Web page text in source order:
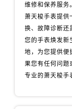
维修和保养服务
萧天梭手表提供
换、故障诊断还
您的手表焕发新
地，为您提供便
果您有任何问题
专业的萧天梭手